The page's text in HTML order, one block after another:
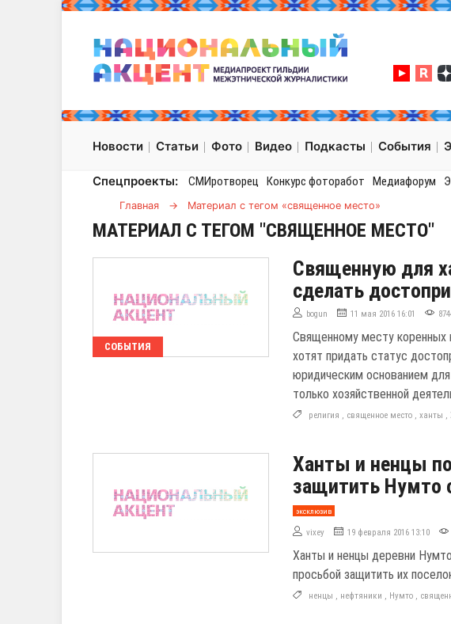
Новости Статьи Фото Видео Подкасты События
Спецпроекты: СМИротворец Конкурс фоторабот Медиафорум
Главная → Материал с тегом «священное место»
МАТЕРИАЛ С ТЕГОМ "СВЯЩЕННОЕ МЕСТО"
СОБЫТИЯ
Священную для
сделать
bogun 11 мая 2016 16:01
Священному месту
хотят придать статус
юридическим основанием
только хозяйственной
религия , священное место ,ханты ,
Ханты и ненцы
защитить Нумто
эксклюзив
vixey 19 февраля 2016 13:10
Ханты и ненцы деревни
просьбой защитить их
ненцы , нефтяники , Нумто ,